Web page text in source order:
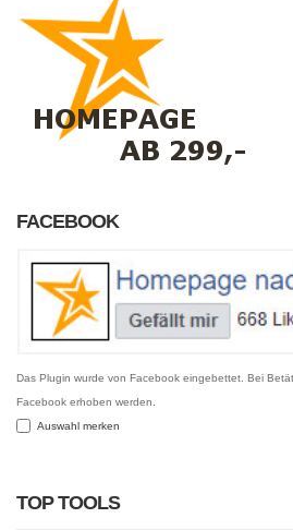
FACEBOOK
Das Plugin wurde von Facebook eingebettet. Bei
Facebook erhoben werden.
Auswahl merken
TOP TOOLS